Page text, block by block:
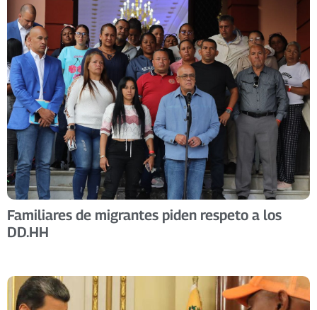
Familiares de migrantes piden respeto a los
DD.HH